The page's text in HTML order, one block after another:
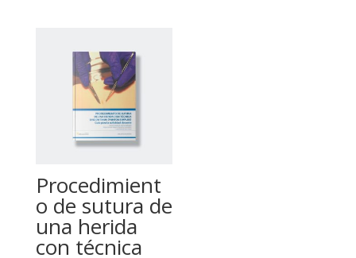
Procedimient
o de sutura de
una herida
con técnica